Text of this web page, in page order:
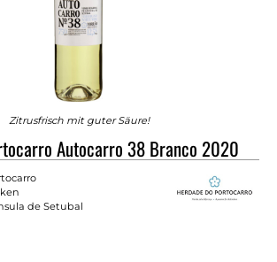
Zitrusfrisch mit guter Säure!
Autocarro 38 Branco 2020
de Setubal